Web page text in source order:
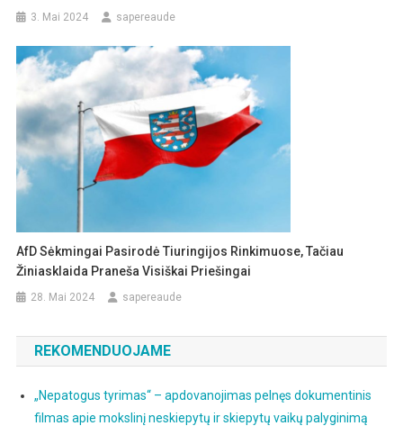
3. Mai 2024 sapereaude
AfD Sėkmingai Pasirodė Tiuringijos Rinkimuose, Tačiau
Žiniasklaida Praneša Visiškai Priešingai
28. Mai 2024 sapereaude
REKOMENDUOJAME
„Nepatogus tyrimas“ – apdovanojimas pelnęs dokumentinis
filmas apie mokslinį neskiepytų ir skiepytų vaikų palyginimą